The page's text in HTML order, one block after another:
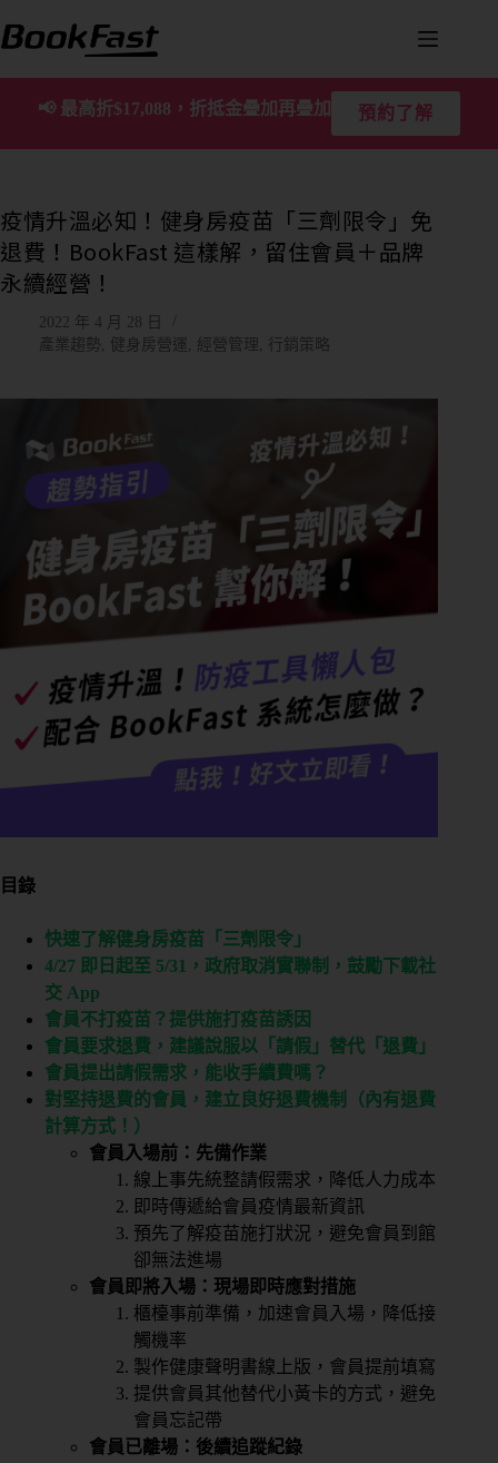
📢 最高折$17,088，折抵金疊加再疊加 預約了解
疫情升溫必知！健身房疫苗「三劑限令」免
退費！BookFast 這樣解，留住會員＋品牌
永續經營！
2022 年 4 月 28 日
產業趨勢 , 健身房營運, 經營管理, 行銷策略
目錄
快速了解健身房疫苗「三劑限令」
4/27 即日起至 5/31，政府取消實聯制，鼓勵下載社
交 App
會員不打疫苗？提供施打疫苗誘因
會員要求退費，建議說服以「請假」替代「退費」
會員提出請假需求，能收手續費嗎？
對堅持退費的會員，建立良好退費機制（內有退費
計算方式！）
會員入場前：先備作業
線上事先統整請假需求，降低人力成本
即時傳遞給會員疫情最新資訊
預先了解疫苗施打狀況，避免會員到館
卻無法進場
會員即將入場：現場即時應對措施
櫃檯事前準備，加速會員入場，降低接
觸機率
製作健康聲明書線上版，會員提前填寫
提供會員其他替代小黃卡的方式，避免
會員忘記帶
會員已離場：後續追蹤紀錄